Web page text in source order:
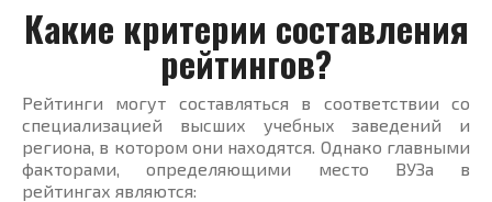
Какие критерии составления
рейтингов?
Рейтинги могут составляться в соответствии со
специализацией высших учебных заведений и
региона, в котором они находятся. Однако главными
факторами, определяющими место ВУЗа в
рейтингах являются: